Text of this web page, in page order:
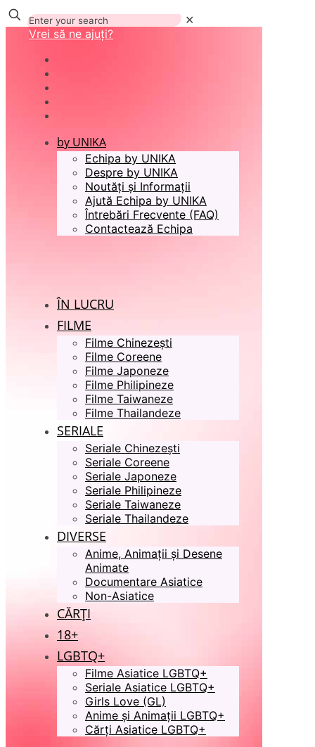
✕
Vrei să ne ajuți?
by UNIKA
Echipa by UNIKA
Despre by UNIKA
Noutăți și Informații
Ajută Echipa by UNIKA
Întrebări Frecvente (FAQ)
Contactează Echipa
ÎN LUCRU
FILME
Filme Chinezești
Filme Coreene
Filme Japoneze
Filme Philipineze
Filme Taiwaneze
Filme Thailandeze
SERIALE
Seriale Chinezești
Seriale Coreene
Seriale Japoneze
Seriale Philipineze
Seriale Taiwaneze
Seriale Thailandeze
DIVERSE
Anime, Animații și Desene
Animate
Documentare Asiatice
Non-Asiatice
CĂRȚI
18+
LGBTQ+
Filme Asiatice LGBTQ+
Seriale Asiatice LGBTQ+
Girls Love (GL)
Anime și Animații LGBTQ+
Cărți Asiatice LGBTQ+